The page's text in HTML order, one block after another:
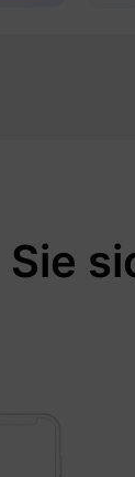
Sie